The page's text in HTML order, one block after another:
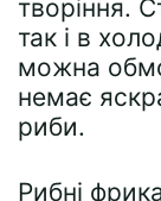
творіння.
так і в
можна
немає
риби.
Рибні